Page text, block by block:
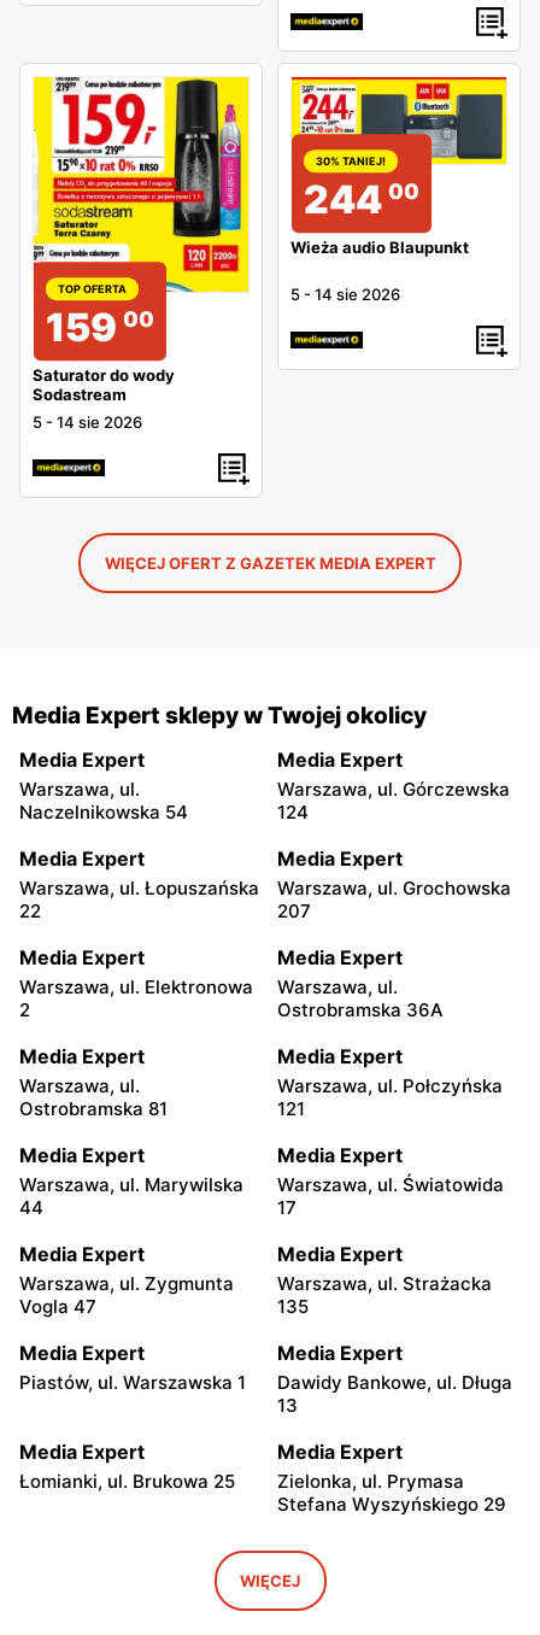
TOP OFERTA
159 00
Saturator do wody
Sodastream
5 -14 sie 2026
30% TANIEJ!
244 00
Wieża audio Blaupunkt
5 -14 sie 2026
WIĘCEJ OFERT Z GAZETEK MEDIA EXPERT
Media Expert sklepy w Twojej okolicy
Media Expert
Warszawa, ul.
Naczelnikowska 54
Media Expert
Warszawa, ul. Górczewska
124
Media Expert
Warszawa, ul. Łopuszańska
22
Media Expert
Warszawa, ul. Grochowska
207
Media Expert
Warszawa, ul. Elektronowa
2
Media Expert
Warszawa, ul.
Ostrobramska 36A
Media Expert
Warszawa, ul.
Ostrobramska 81
Media Expert
Warszawa, ul. Połczyńska
121
Media Expert
Warszawa, ul. Marywilska
44
Media Expert
Warszawa, ul. Światowida
17
Media Expert
Warszawa, ul. Zygmunta
Vogla 47
Media Expert
Warszawa, ul. Strażacka
135
Media Expert
Piastów, ul. Warszawska 1
Media Expert
Dawidy Bankowe, ul. Długa
13
Media Expert
Łomianki, ul. Brukowa 25
Media Expert
Zielonka, ul. Prymasa
Stefana Wyszyńskiego 29
Janki, ul. Mszczonowska 3
Media Expert
Ożarów Mazowiecki, ul.
Poznańska 151b
WIĘCEJ